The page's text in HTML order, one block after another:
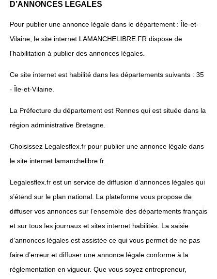
D’ANNONCES LEGALES
Pour publier une annonce légale dans le département : Île-et-
Vilaine, le site internet LAMANCHELIBRE.FR dispose de
l’habilitation à publier des annonces légales.
Ce site internet est habilité dans les départements suivants : 35
- Île-et-Vilaine.
La Préfecture du département est Rennes qui est située dans la
région administrative Bretagne.
Choisissez Legalesflex.fr pour publier une annonce légale dans
le site internet lamanchelibre.fr.
Legalesflex.fr est un service de diffusion d’annonces légales qui
s’étend sur le plan national. La plateforme vous propose de
diffuser vos annonces sur l’ensemble des départements français
et sur tous les journaux et sites internet habilités. La saisie
d’annonces légales est assistée ce qui vous permet de ne pas
faire d’erreur et diffuser une annonce légale conforme à la
réglementation en vigueur. Que vous soyez entrepreneur,